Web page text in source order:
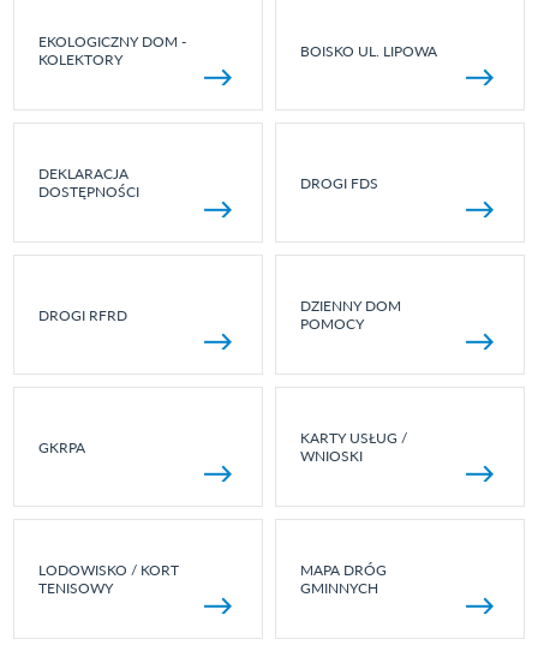
EKOLOGICZNY DOM -
KOLEKTORY
BOISKO UL. LIPOWA
DEKLARACJA
DOSTĘPNOŚCI
DROGI FDS
DROGI RFRD
DZIENNY DOM
POMOCY
GKRPA
KARTY USŁUG /
WNIOSKI
LODOWISKO / KORT
TENISOWY
MAPA DRÓG
GMINNYCH